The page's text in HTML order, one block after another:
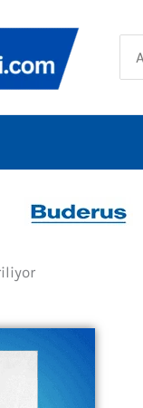
for: